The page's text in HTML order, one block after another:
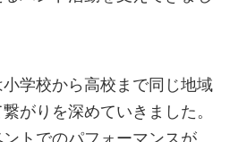
学校から高校まで同じ地域
がりを深めていきました。
トでのパフォーマンスが、